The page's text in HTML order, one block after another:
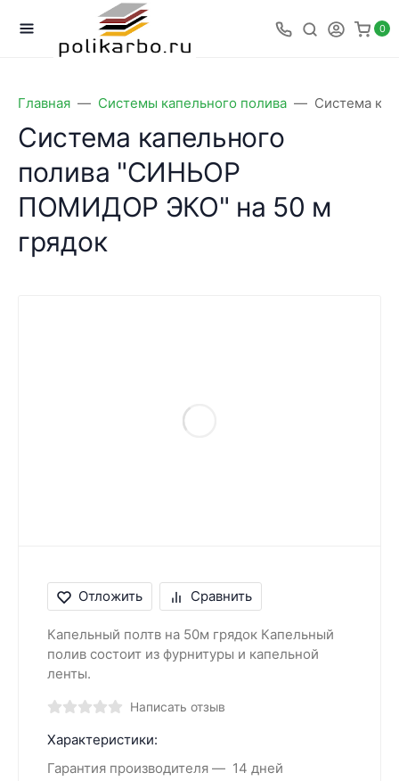
0
Главная Системы капельного полива Система
Система капельного
полива "СИНЬОР
ПОМИДОР ЭКО" на 50 м
грядок
Отложить Сравнить
Капельный полтв на 50м грядок Капельный
полив состоит из фурнитуры и капельной
ленты.
Написать отзыв
Характеристики:
Гарантия производителя
14 дней